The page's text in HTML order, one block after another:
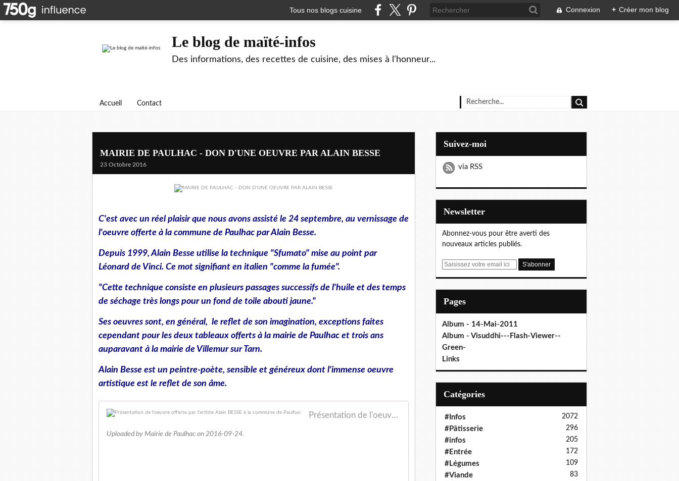
Tous nos blogs cuisine Connexion + Créer mon blog
Le blog de maïté-infos
Des informations, des recettes de cuisine, des mises à l'honneur...
Accueil Contact
MAIRIE DE PAULHAC - DON D'UNE OEUVRE PAR ALAIN BESSE
23 Octobre 2016
C'est avec un réel plaisir que nous avons assisté le 24 septembre, au vernissage de
l'oeuvre offerte à la commune de Paulhac par Alain Besse.
Depuis 1999, Alain Besse utilise la technique "Sfumato" mise au point par
Léonard de Vinci. Ce mot signifiant en italien "comme la fumée".
"Cette technique consiste en plusieurs passages successifs de l'huile et des temps
de séchage très longs pour un fond de toile abouti jaune."
Ses oeuvres sont, en général, le reflet de son imagination, exceptions faites
cependant pour les deux tableaux offerts à la mairie de Paulhac et trois ans
auparavant à la mairie de Villemur sur Tarn.
Alain Besse est un peintre-poète, sensible et généreux dont l'immense oeuvre
artistique est le reflet de son âme.
Présentation de l'oeuvre offerte par l'artiste Alain BESSE à la commune de Paulhac
Uploaded by Mairie de Paulhac on 2016-09-24.
Suivez-moi
via RSS
Newsletter
Abonnez-vous pour être averti des
nouveaux articles publiés.
E
Pages
Album - 14-Mai-2011
Album - Visuddhi---Flash-Viewer--
Green-
Links
Catégories
#Infos 2072
#Pâtisserie 296
#infos 205
#Entrée 172
#Légumes 109
#Viande 83